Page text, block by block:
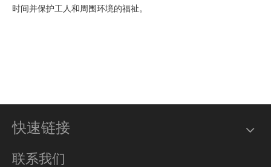
时间并保护工人和周围环境的福祉。
快速链接
联系我们